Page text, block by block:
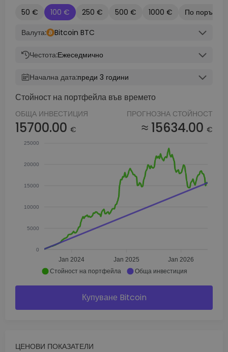
50 €
100 € 250 € 500 € 1000 €
По поръчка
Валута:
Bitcoin BTC
Честота:Ежеседмично
Начална дата:преди 3 години
Стойност на портфейла във времето
ОБЩА ИНВЕСТИЦИЯ
15700.00 €
ПРОГНОЗНА СТОЙНОСТ
≈ 15634.00 €
25000
20000
15000
10000
5000
0
Jan 2024 Jan 2025 Jan 2026
Стойност на портфейла Обща инвестиция
Купуване Bitcoin
ЦЕНОВИ ПОКАЗАТЕЛИ